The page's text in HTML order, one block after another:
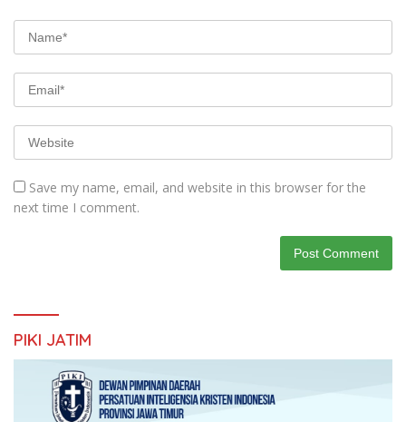
Save my name, email, and website in this browser for the
next time I comment.
PIKI JATIM